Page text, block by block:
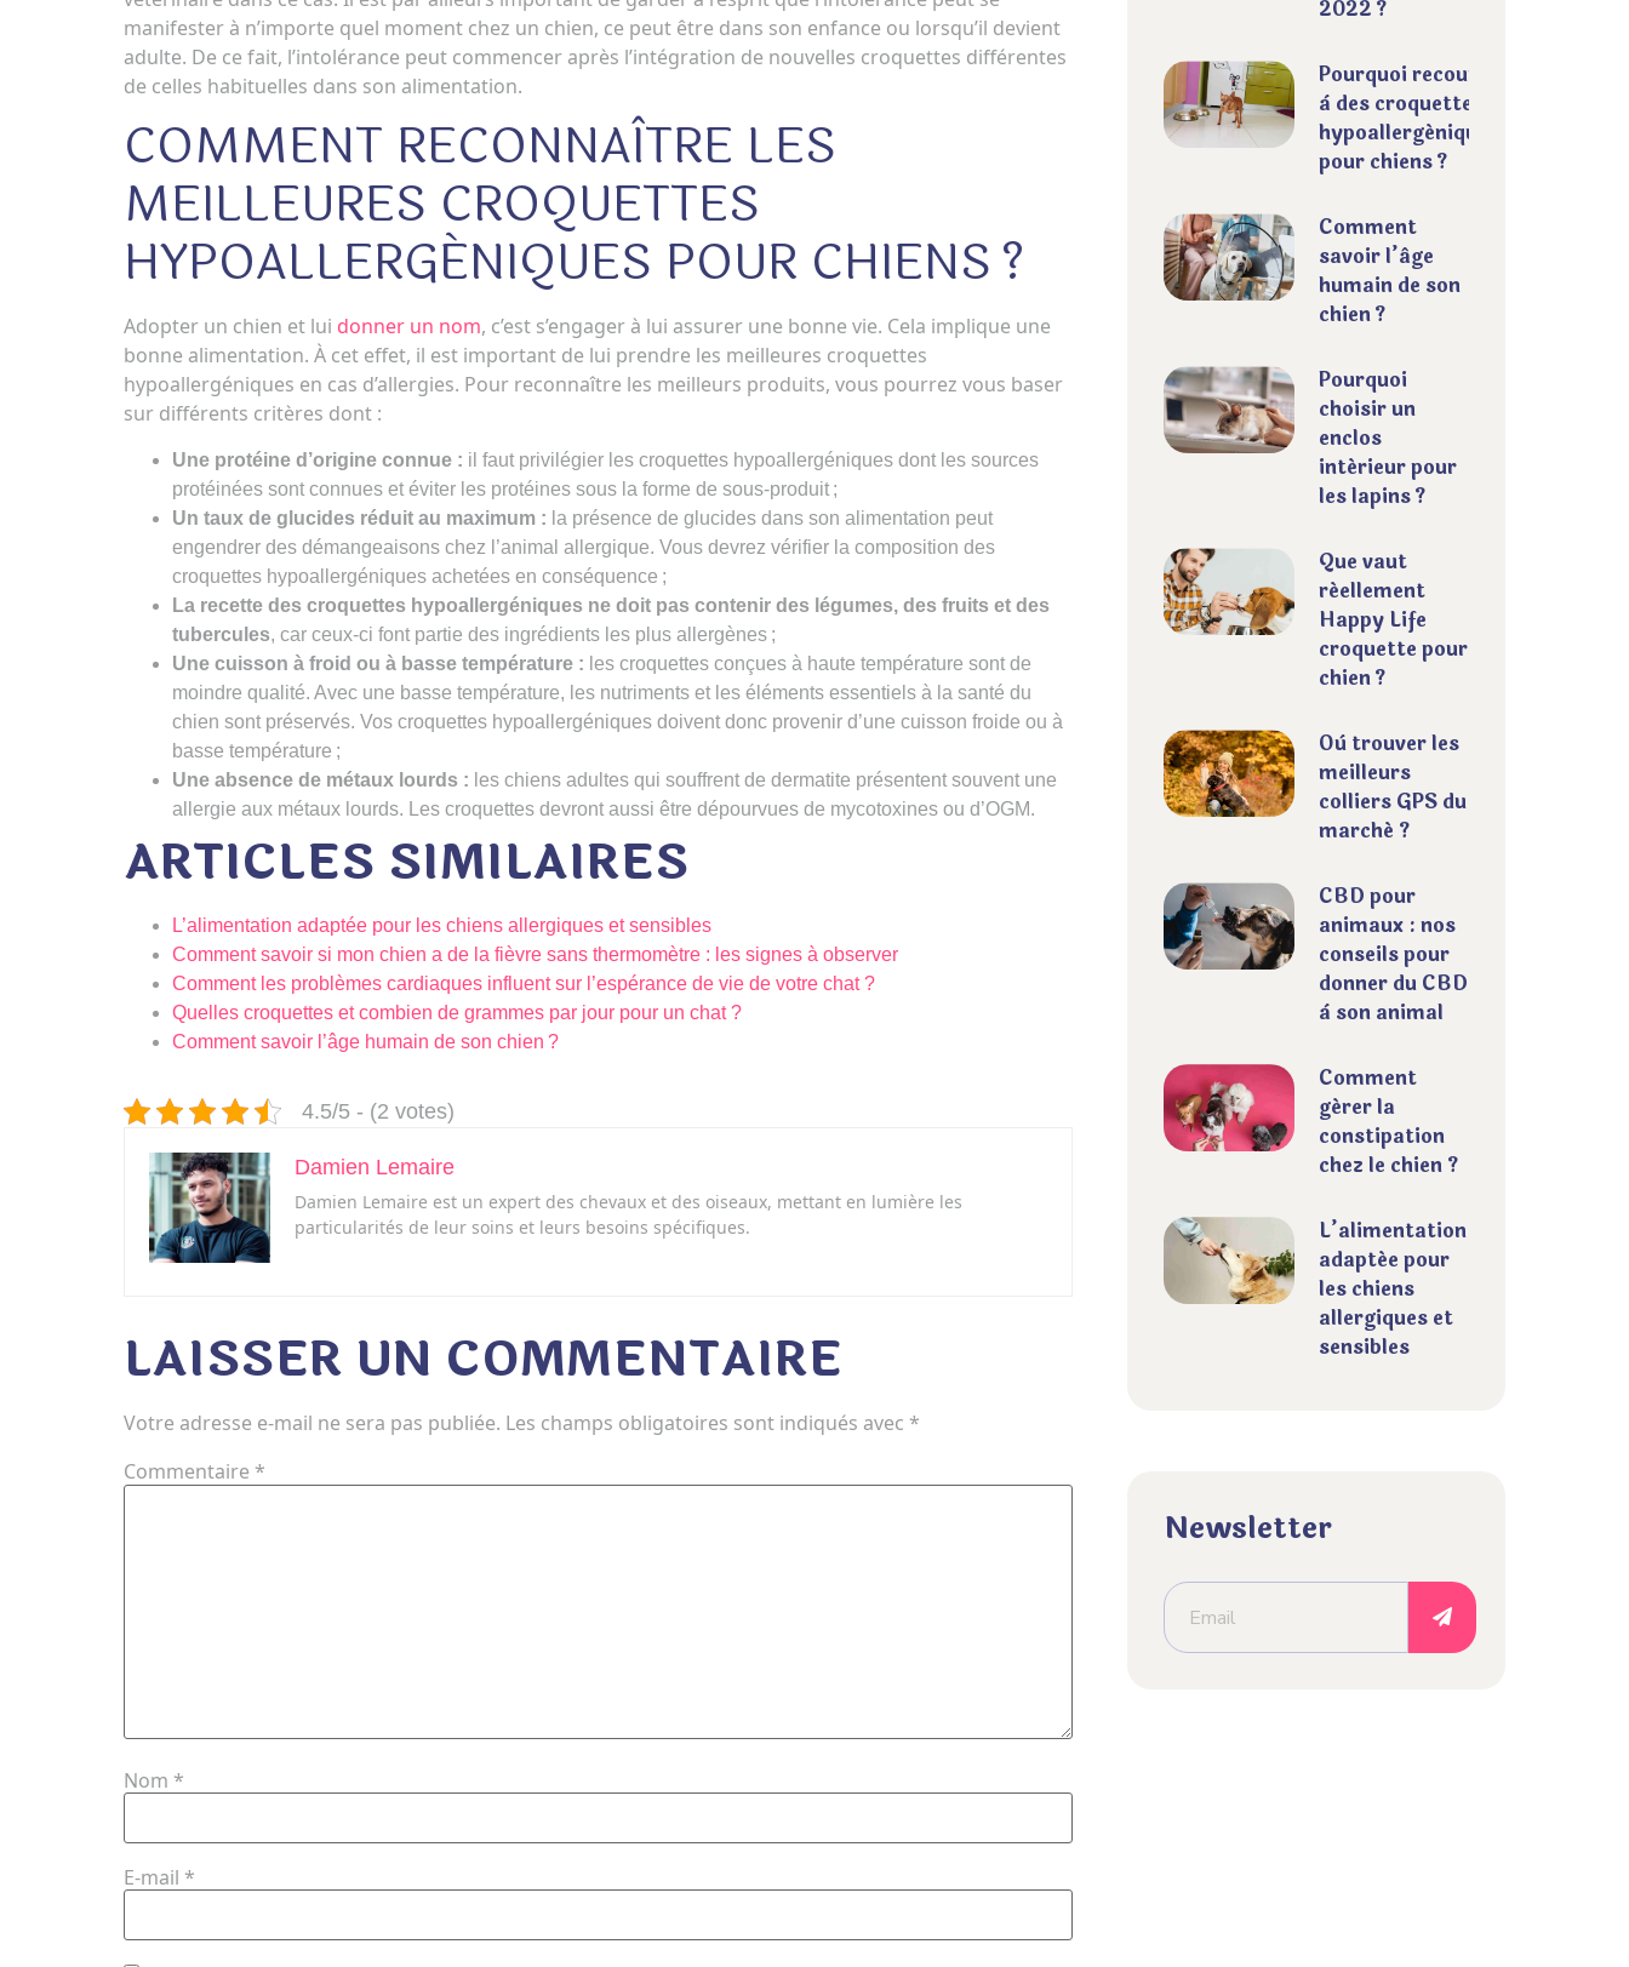
manifester à n’importe quel moment chez un chien, ce peut être dans son enfance ou lorsqu’il devient
adulte. De ce fait, l’intolérance peut commencer après l’intégration de nouvelles croquettes différentes
de celles habituelles dans son alimentation.
COMMENT RECONNAÎTRE LES
MEILLEURES CROQUETTES
HYPOALLERGÉNIQUES POUR CHIENS ?
Adopter un chien et lui donner un nom, c’est s’engager à lui assurer une bonne vie. Cela implique une
bonne alimentation. À cet effet, il est important de lui prendre les meilleures croquettes
hypoallergéniques en cas d’allergies. Pour reconnaître les meilleurs produits, vous pourrez vous baser
sur différents critères dont :
Une protéine d’origine connue : il faut privilégier les croquettes hypoallergéniques dont les sources
protéinées sont connues et éviter les protéines sous la forme de sous-produit ;
Un taux de glucides réduit au maximum : la présence de glucides dans son alimentation peut
engendrer des démangeaisons chez l’animal allergique. Vous devrez vérifier la composition des
croquettes hypoallergéniques achetées en conséquence ;
La recette des croquettes hypoallergéniques ne doit pas contenir des légumes, des fruits et des
tubercules, car ceux-ci font partie des ingrédients les plus allergènes ;
Une cuisson à froid ou à basse température : les croquettes conçues à haute température sont de
moindre qualité. Avec une basse température, les nutriments et les éléments essentiels à la santé du
chien sont préservés. Vos croquettes hypoallergéniques doivent donc provenir d’une cuisson froide ou à
basse température ;
Une absence de métaux lourds : les chiens adultes qui souffrent de dermatite présentent souvent une
allergie aux métaux lourds. Les croquettes devront aussi être dépourvues de mycotoxines ou d’OGM.
ARTICLES SIMILAIRES
L’alimentation adaptée pour les chiens allergiques et sensibles
Comment savoir si mon chien a de la fièvre sans thermomètre : les signes à observer
Comment les problèmes cardiaques influent sur l’espérance de vie de votre chat ?
Quelles croquettes et combien de grammes par jour pour un chat ?
Comment savoir l’âge humain de son chien ?
4.5/5 - (2 votes)
Damien Lemaire
Damien Lemaire est un expert des chevaux et des oiseaux, mettant en lumière les
particularités de leur soins et leurs besoins spécifiques.
LAISSER UN COMMENTAIRE
Votre adresse e-mail ne sera pas publiée. Les champs obligatoires sont indiqués avec *
Commentaire *
Nom *
E-mail *
2022 ?
Pourquoi recourir
à des croquettes
hypoallergéniques
pour chiens ?
Comment
savoir l’âge
humain de son
chien ?
Pourquoi
choisir un
enclos
intérieur pour
les lapins ?
Que vaut
réellement
Happy Life
croquette pour
chien ?
Où trouver les
meilleurs
colliers GPS du
marché ?
CBD pour
animaux : nos
conseils pour
donner du CBD
à son animal
Comment
gérer la
constipation
chez le chien ?
L’alimentation
adaptée pour
les chiens
allergiques et
sensibles
Newsletter